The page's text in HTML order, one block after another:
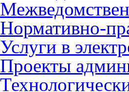
Нормативно-
Услуги в
Проекты